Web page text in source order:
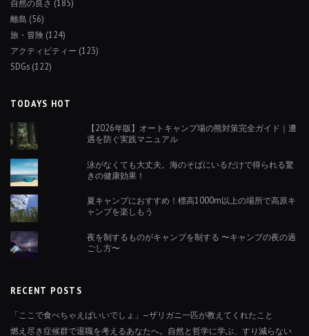
自然の良さ (185)
離島 (56)
旅・冒険 (124)
アクティビティー (123)
SDGs (122)
TODAYS HOT
【2026年版】オートキャンプ場の熊対策完全ガイド｜遭
遇を防ぐ実践マニュアル
泳がなくても大丈夫。海のそばにいるだけで得られる驚
きの健康効果！
夏キャンプにおすすめ！標高1000m以上の場所で高原キ
ャンプを楽しもう
夜を制するものがキャンプを制する 〜キャンプの夜の過
ごし方〜
RECENT POSTS
「ここで食べちゃえばいいでしょ」—ザリガニ一匹が教えてくれたこと
燃え尽き症候群で退職を考えるあなたへ。自然と哲学に学ぶ、すり減らない